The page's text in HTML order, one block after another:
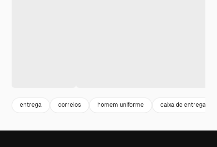
entrega correios homem uniforme caixa de entrega